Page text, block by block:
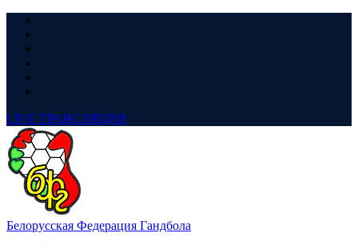
LIVE ТРАНСЛЯЦИЯ
Белорусская Федерация Гандбола